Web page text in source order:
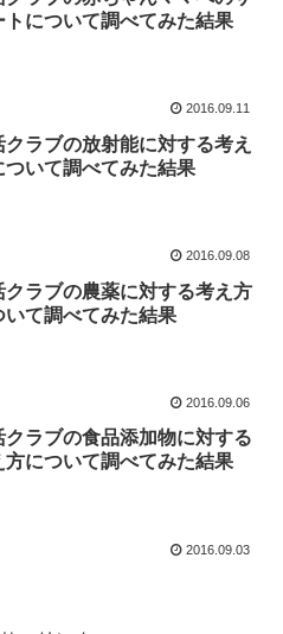
トについて調べてみた結果
2016.09.11
クラブの放射能に対する考え
ついて調べてみた結果
2016.09.08
クラブの農薬に対する考え方
いて調べてみた結果
2016.09.06
クラブの食品添加物に対する
方について調べてみた結果
2016.09.03